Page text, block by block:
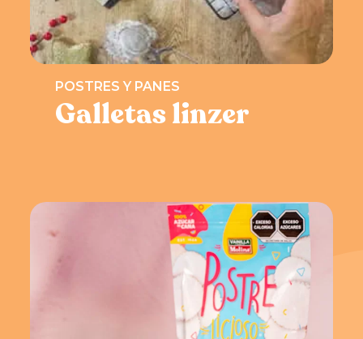
POSTRES Y PANES
Galletas linzer